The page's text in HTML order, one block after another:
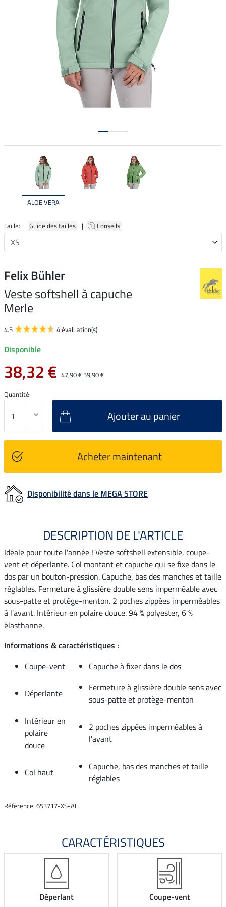
ALOE VERA
Taille: | Guide des tailles | Conseils
Felix Bühler
Veste softshell à capuche
Merle
4.5 4 évaluation(s)
Disponible
38,32 € 47,90 €59,90 €
Quantité:
Ajouter au panier
Acheter maintenant
Disponibilité dans le MEGA STORE
DESCRIPTION DE L'ARTICLE
Idéale pour toute l'année ! Veste softshell extensible, coupe-
vent et déperlante. Col montant et capuche qui se fixe dans le
dos par un bouton-pression. Capuche, bas des manches et taille
réglables. Fermeture à glissière double sens imperméable avec
sous-patte et protège-menton. 2 poches zippées imperméables
à l'avant. Intérieur en polaire douce. 94 % polyester, 6 %
élasthanne.
Informations & caractéristiques :
Coupe-vent
Capuche à fixer dans le dos
Déperlante
Fermeture à glissière double sens avec
sous-patte et protège-menton
Intérieur en
polaire
douce
2 poches zippées imperméables à
l'avant
Col haut
Capuche, bas des manches et taille
réglables
Référence: 653717-XS-AL
CARACTÉRISTIQUES
Déperlant Coupe-vent